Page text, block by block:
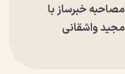
مصاحبه خبرساز با
مجید واشقانی